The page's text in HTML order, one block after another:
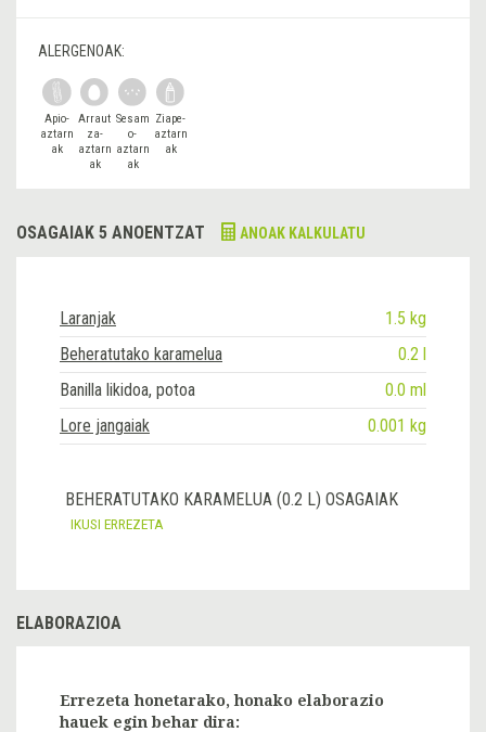
ALERGENOAK:
Apio-
aztarn
ak
Arraut
za-
aztarn
ak
Sesam
o-
aztarn
ak
Ziape-
aztarn
ak
OSAGAIAK 5 ANOENTZAT ANOAK KALKULATU
Laranjak
1.5 kg
Beheratutako karamelua
0.2 l
Banilla likidoa, potoa
0.0 ml
Lore jangaiak
0.001 kg
BEHERATUTAKO KARAMELUA (0.2 L) OSAGAIAK
IKUSI ERREZETA
ELABORAZIOA
Errezeta honetarako, honako elaborazio
hauek egin behar dira: